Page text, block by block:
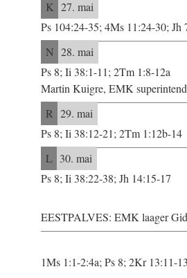
K 27. mai
Ps 104:24-35; 4Ms 11:24-30; Jh
N 28. mai
Ps 8; Ii 38:1-11; 2Tm 1:8-12a
Martin Kuigre, EMK
R 29. mai
Ps 8; Ii 38:12-21; 2Tm 1:12b-14
L 30. mai
Ps 8; Ii 38:22-38; Jh 14:15-17
EESTPALVES: EMK laager
1Ms 1:1-2:4a; Ps 8; 2Kr 13:11-